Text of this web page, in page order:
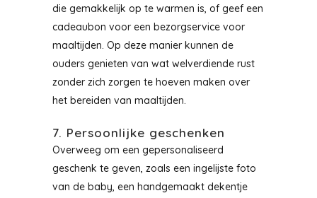
die gemakkelijk op te warmen is, of geef een
cadeaubon voor een bezorgservice voor
maaltijden. Op deze manier kunnen de
ouders genieten van wat welverdiende rust
zonder zich zorgen te hoeven maken over
het bereiden van maaltijden.
7. Persoonlijke geschenken
Overweeg om een gepersonaliseerd
geschenk te geven, zoals een ingelijste foto
van de baby, een handgemaakt dekentje